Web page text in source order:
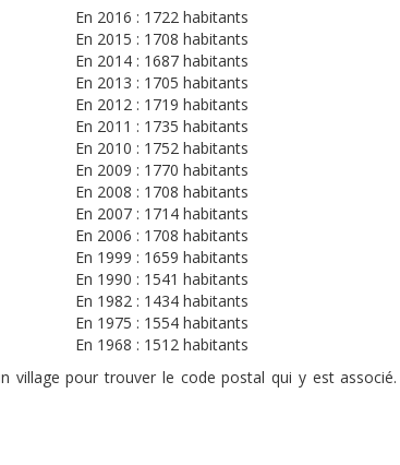
En 2016 : 1722 habitants
En 2015 : 1708 habitants
En 2014 : 1687 habitants
En 2013 : 1705 habitants
En 2012 : 1719 habitants
En 2011 : 1735 habitants
En 2010 : 1752 habitants
En 2009 : 1770 habitants
En 2008 : 1708 habitants
En 2007 : 1714 habitants
En 2006 : 1708 habitants
En 1999 : 1659 habitants
En 1990 : 1541 habitants
En 1982 : 1434 habitants
En 1975 : 1554 habitants
En 1968 : 1512 habitants
village pour trouver le code postal qui y est